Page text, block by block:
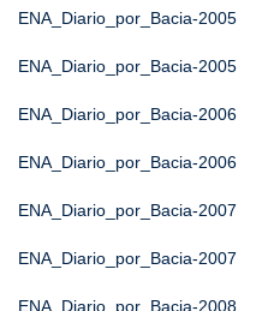
ENA_Diario_por_Bacia-2005
ENA_Diario_por_Bacia-2005
ENA_Diario_por_Bacia-2006
ENA_Diario_por_Bacia-2006
ENA_Diario_por_Bacia-2007
ENA_Diario_por_Bacia-2007
ENA_Diario_por_Bacia-2008